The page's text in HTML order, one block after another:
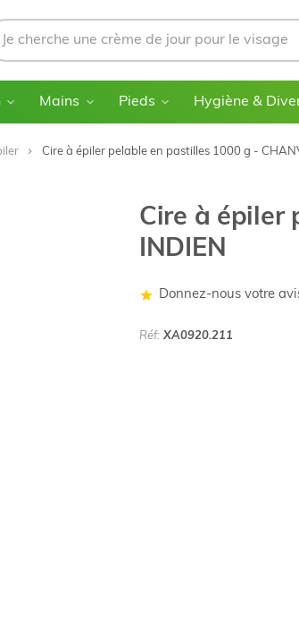
Mains Pieds Hygiène &
Cire à épiler pelable en pastilles 1000 g -
Cire à épiler
INDIEN
Donnez-nous votre
Réf: XA0920.211